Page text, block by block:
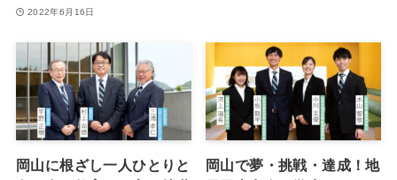
2022年6月16日
岡山に根ざし一人ひとりと
岡山で夢・挑戦・達成！地